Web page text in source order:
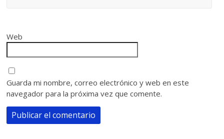
Web
Guarda mi nombre, correo electrónico y web en este
navegador para la próxima vez que comente.